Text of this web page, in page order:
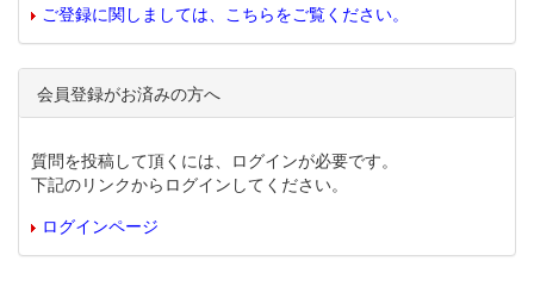
ご登録に関しましては、こちらをご覧ください。
会員登録がお済みの方へ
質問を投稿して頂くには、ログインが必要です。
下記のリンクからログインしてください。
ログインページ